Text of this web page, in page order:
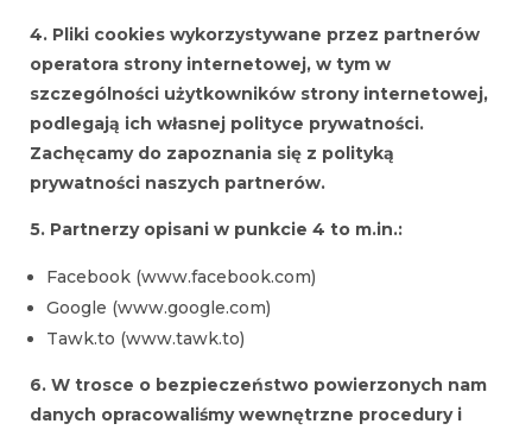
4. Pliki cookies wykorzystywane przez partnerów
operatora strony internetowej, w tym w
szczególności użytkowników strony internetowej,
podlegają ich własnej polityce prywatności.
Zachęcamy do zapoznania się z polityką
prywatności naszych partnerów.
5. Partnerzy opisani w punkcie 4 to m.in.:
Facebook (www.facebook.com)
Google (www.google.com)
Tawk.to (www.tawk.to)
6. W trosce o bezpieczeństwo powierzonych nam
danych opracowaliśmy wewnętrzne procedury i